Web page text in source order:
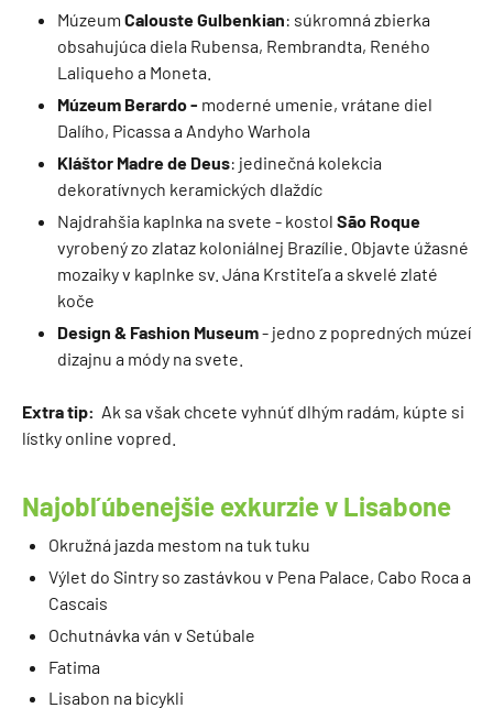
Múzeum Calouste Gulbenkian: súkromná zbierka
obsahujúca diela Rubensa, Rembrandta, Reného
Laliqueho a Moneta.
Múzeum Berardo - moderné umenie, vrátane diel
Dalího, Picassa a Andyho Warhola
Kláštor Madre de Deus: jedinečná kolekcia
dekoratívnych keramických dlaždíc
Najdrahšia kaplnka na svete - kostol São Roque
vyrobený zo zlataz koloniálnej Brazílie. Objavte úžasné
mozaiky v kaplnke sv. Jána Krstiteľa a skvelé zlaté
koče
Design & Fashion Museum- jedno z popredných múzeí
dizajnu a módy na svete.
Extra tip: Ak sa však chcete vyhnúť dlhým radám, kúpte si
lístky online vopred.
Najobľúbenejšie exkurzie v Lisabone
Okružná jazda mestom na tuk tuku
Výlet do Sintry so zastávkou v Pena Palace, Cabo Roca a
Cascais
Ochutnávka ván v Setúbale
Fatima
Lisabon na bicykli